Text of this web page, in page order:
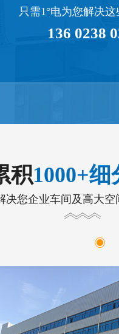
只需1°电为您解决
136 0238
积1000+
决您企业车间及高大空